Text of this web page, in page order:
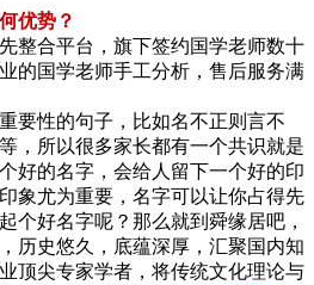
优势？
整合平台，旗下签约国学老师数十
的国学老师手工分析，售后服务满
要性的句子，比如名不正则言不
，所以很多家长都有一个共识就是
好的名字，会给人留下一个好的印
象尤为重要，名字可以让你占得先
个好名字呢？那么就到舜缘居吧，
历史悠久，底蕴深厚，汇聚国内知
顶尖专家学者，将传统文化理论与